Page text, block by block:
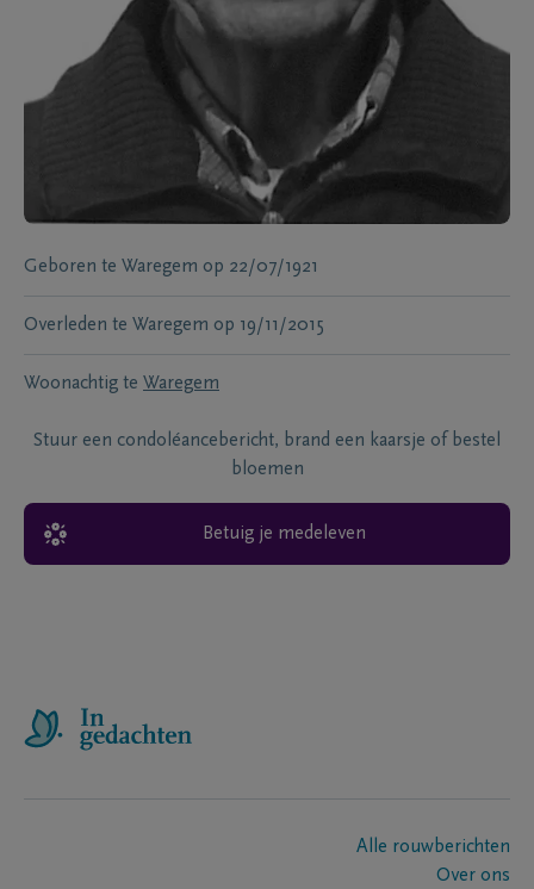
Geboren te Waregem op 22/07/1921
Overleden te Waregem op 19/11/2015
Woonachtig te Waregem
Stuur een condoléancebericht, brand een kaarsje of bestel
bloemen
Betuig je medeleven
Alle rouwberichten
Over ons